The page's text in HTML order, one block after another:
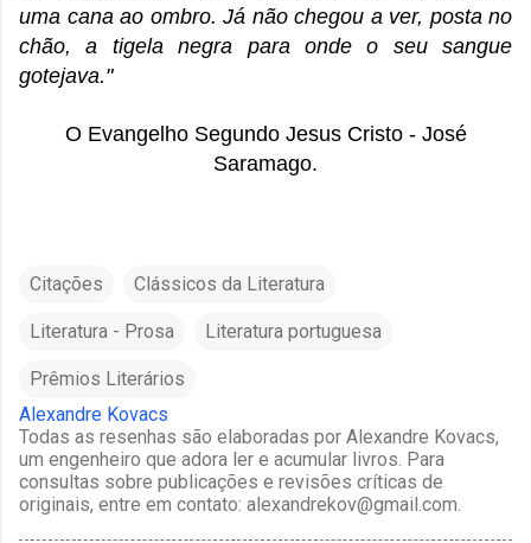
uma cana ao ombro. Já não chegou a ver, posta no
chão, a tigela negra para onde o seu sangue
gotejava."
O Evangelho Segundo Jesus Cristo - José
Saramago.
Citações Clássicos da Literatura
Literatura - Prosa Literatura portuguesa
Prêmios Literários
Alexandre Kovacs
Todas as resenhas são elaboradas por Alexandre Kovacs,
um engenheiro que adora ler e acumular livros. Para
consultas sobre publicações e revisões críticas de
originais, entre em contato: alexandrekov@gmail.com.